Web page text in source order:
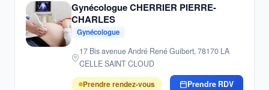
Gynécologue CHERRIER PIERRE-
CHARLES
Gynécologue
17 Bis avenue André René Guibert, 78170 LA
CELLE SAINT CLOUD
Prendre rendez-vous
Prendre RDV